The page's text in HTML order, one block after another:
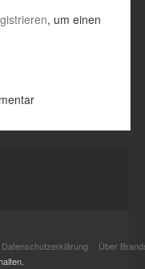
, um einen
Datenschutzerklärung
Über